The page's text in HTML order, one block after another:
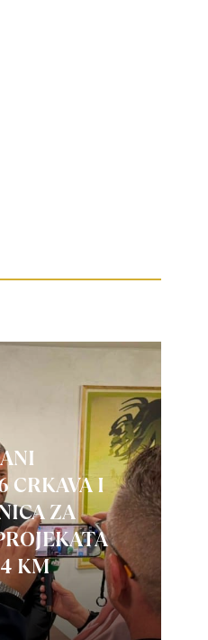
CRKAVA I
ZA
KM